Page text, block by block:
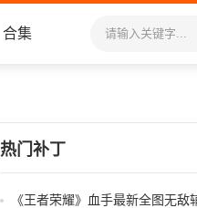
合集
热门补丁
《王者荣耀》血手最新全图无敌